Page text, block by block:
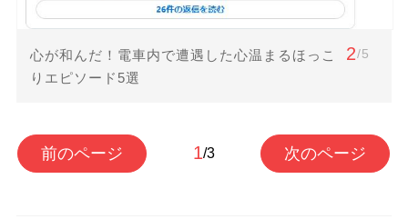
心が和んだ！電車内で遭遇した心温まるほっこ
りエピソード5選
2/5
前のページ 1/3 次のページ